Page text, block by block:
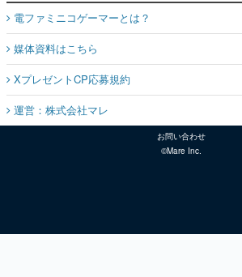
電ファミニコゲーマーとは？
媒体資料はこちら
XプレゼントCP応募規約
運営：株式会社マレ
お問い合わせ
©Mare Inc.